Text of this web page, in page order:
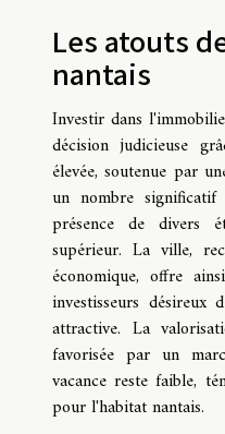
Les atouts
nantais
Investir dans
décision judicieuse
élevée, soutenue par
un nombre
présence de divers
supérieur. La ville,
économique, offre
investisseurs désireux
attractive. La
favorisée par un
vacance reste faible,
pour l'habitat nantais.